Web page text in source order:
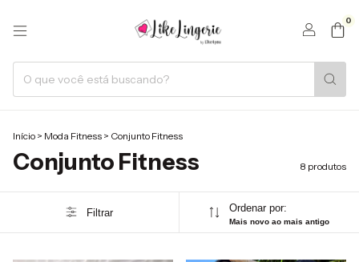
0
Início > Moda Fitness > Conjunto Fitness
Conjunto Fitness 8 produtos
Filtrar Ordenar por:
Mais novo ao mais antigo